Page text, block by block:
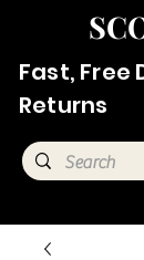
Fast, Free
Returns